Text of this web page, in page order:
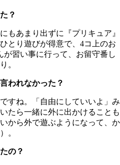
？
もあまり出ずに『プリキュア』
とり遊びが得意で、4コ上のお
習い事に行って、お留守番し
。
われなかった？
すね。「自由にしていいよ」み
たら一緒に外に出かけることも
から外で遊ぶようになって、か
。
の？